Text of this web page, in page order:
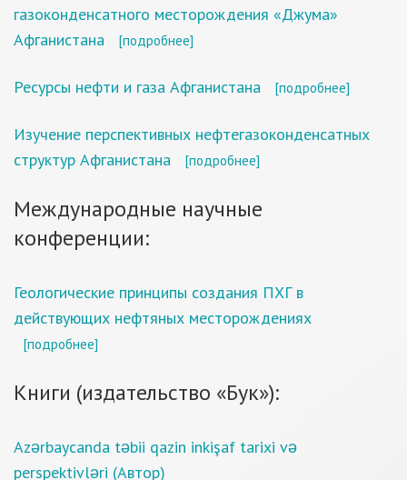
газоконденсатного месторождения «Джума»
Афганистана
[подробнее]
Ресурсы нефти и газа Афганистана [подробнее]
Изучение перспективных нефтегазоконденсатных
структур Афганистана
[подробнее]
Международные научные
конференции:
Геологические принципы создания ПХГ в
действующих нефтяных месторождениях
[подробнее]
Книги (издательство «Бук»):
Azərbaycanda təbii qazin inkişaf tarixi və
perspektivləri (Автор)